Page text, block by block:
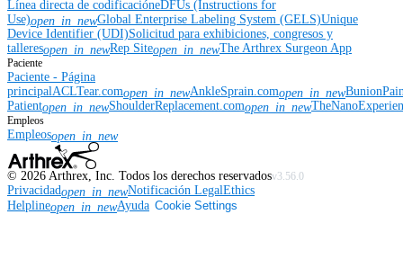
Línea directa de codificacióneDFUs (Instructions for
Use)open_in_newGlobal Enterprise Labeling System (GELS)Unique
Device Identifier (UDI)Solicitud para exhibiciones, congresos y
talleresopen_in_newRep Siteopen_in_newThe Arthrex Surgeon App
Paciente
Paciente - Página
principalACLTear.comopen_in_newAnkleSprain.comopen_in_new
Patientopen_in_newShoulderReplacement.comopen_in_new
Empleos
Empleosopen_in_new
© 2026 Arthrex, Inc. Todos los derechos reservadosv3.56.0
Privacidadopen_in_newNotificación LegalEthics
Helplineopen_in_newAyuda Cookie Settings